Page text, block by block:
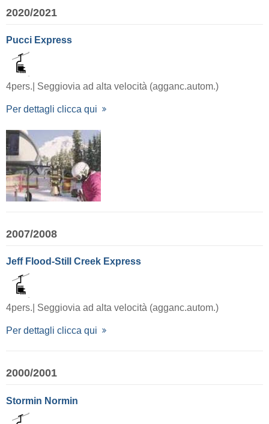
2020/2021
Pucci Express
4pers.| Seggiovia ad alta velocità (agganc.autom.)
Per dettagli clicca qui
2007/2008
Jeff Flood-Still Creek Express
4pers.| Seggiovia ad alta velocità (agganc.autom.)
Per dettagli clicca qui
2000/2001
Stormin Normin